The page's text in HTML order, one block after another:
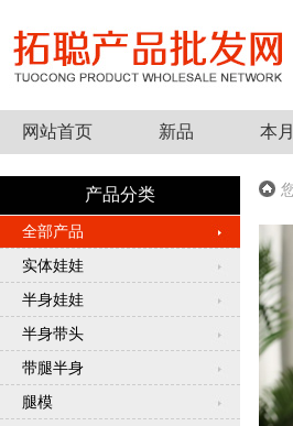
网站首页 新品 本
产品分类
全部产品
实体娃娃
半身娃娃
半身带头
带腿半身
腿模